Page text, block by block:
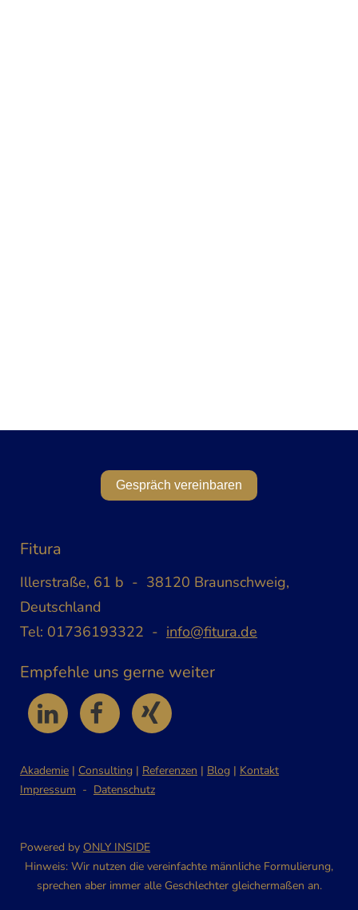
Gespräch vereinbaren
Fitura
Illerstraße, 61 b - 38120 Braunschweig,
Deutschland
Tel: 01736193322 - info@fitura.de
Empfehle uns gerne weiter
Akademie | Consulting | Referenzen | Blog | Kontakt
Impressum - Datenschutz
Powered by ONLY INSIDE
Hinweis: Wir nutzen die vereinfachte männliche Formulierung,
sprechen aber immer alle Geschlechter gleichermaßen an.